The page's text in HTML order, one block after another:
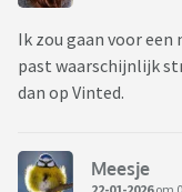
Ik zou gaan voor
past waarschijnlijk
dan op Vinted.
Meesje